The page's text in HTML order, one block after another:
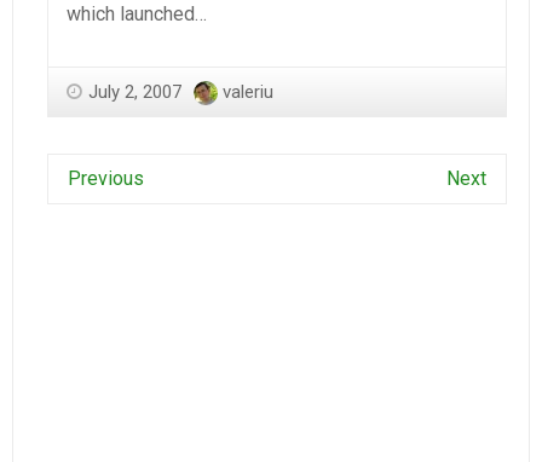
which launched…
July 2, 2007 valeriu
Previous Next